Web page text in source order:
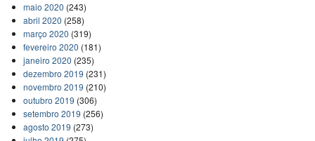
maio 2020 (243)
abril 2020 (258)
março 2020 (319)
fevereiro 2020 (181)
janeiro 2020 (235)
dezembro 2019 (231)
novembro 2019 (210)
outubro 2019 (306)
setembro 2019 (256)
agosto 2019 (273)